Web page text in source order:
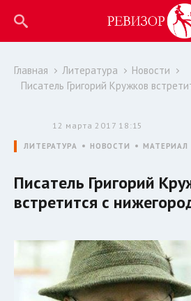
Главная Литература
Новости
Писатель Григорий Кружков
12 марта 2017 18:15
ЛИТЕРАТУРА НОВОСТИ МАТЕРИАЛ
Писатель Григорий
встретится с